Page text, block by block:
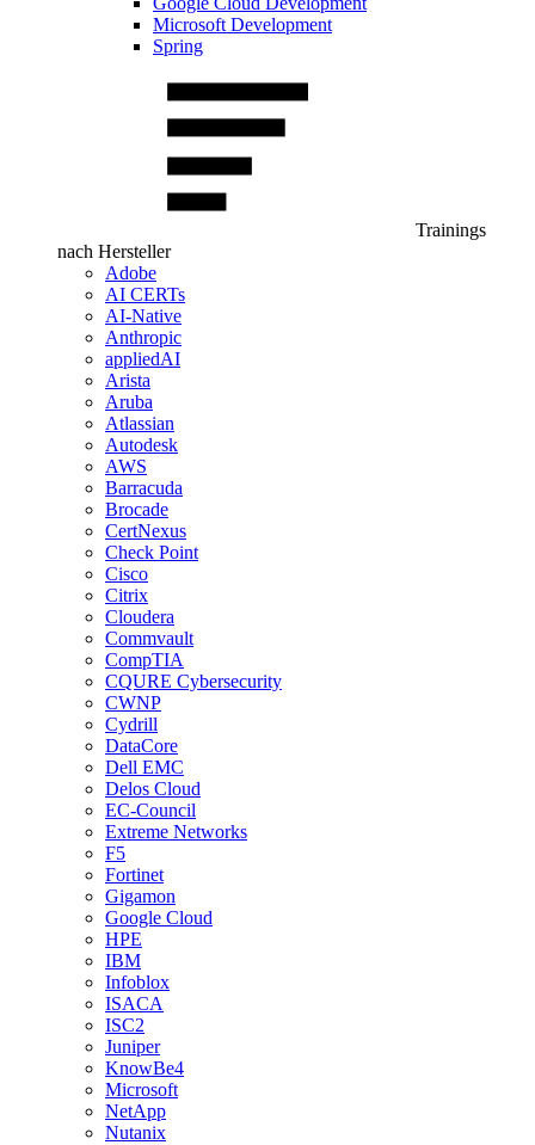
Microsoft Development
Spring
Trainings
nach Hersteller
Adobe
AI CERTs
AI-Native
Anthropic
appliedAI
Arista
Aruba
Atlassian
Autodesk
AWS
Barracuda
Brocade
CertNexus
Check Point
Cisco
Citrix
Cloudera
Commvault
CompTIA
CQURE Cybersecurity
CWNP
Cydrill
DataCore
Dell EMC
Delos Cloud
EC-Council
Extreme Networks
F5
Fortinet
Gigamon
Google Cloud
HPE
IBM
Infoblox
ISACA
ISC2
Juniper
KnowBe4
Microsoft
NetApp
Nutanix